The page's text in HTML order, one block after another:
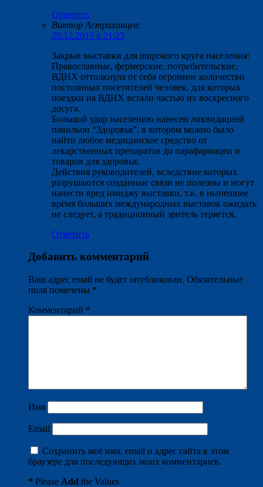
Ответить
Виктор Астраханцев:
29.12.2015 в 21:23
Закрыв выставки для широкого круга населения:
Православные, фермерские, потребительские,
ВДНХ оттолкнула от себя огромное количество
постоянных посетителей человек, для которых
поездки на ВДНХ встали частью их воскресного
досуга.
Большой удар населению нанесен ликвидацией
павильон “Здоровья”, в котором можно было
найти любое медицинское средство от
лекарственных препаратов до парафармацеи и
товаров для здоровья.
Действия руководителей, вследствие которых
разрушаются созданные связи не полезны и могут
нанести вред имиджу выставки, т.к. в нынешнее
время больших международных выставок ожидать
не следует, а традиционный зритель теряется.
Ответить
Добавить комментарий
Ваш адрес email не будет опубликован. Обязательные
поля помечены *
Комментарий *
Имя
Email
Сохранить моё имя, email и адрес сайта в этом
браузере для последующих моих комментариев.
* Please Add the Values